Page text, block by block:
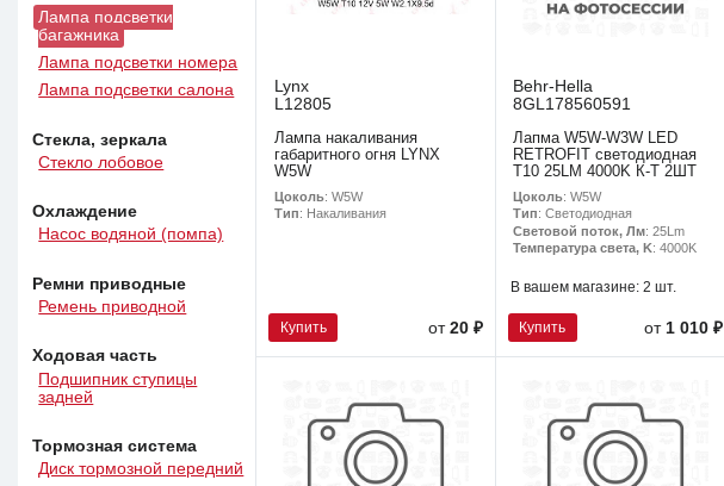
Лампа подсветки
багажника
Лампа подсветки номера
Лампа подсветки салона
Стекла, зеркала
Стекло лобовое
Охлаждение
Насос водяной (помпа)
Ремни приводные
Ремень приводной
Ходовая часть
Подшипник ступицы
задней
Тормозная система
Диск тормозной передний
Lynx
L12805
Лампа накаливания
габаритного огня LYNX
W5W
Цоколь: W5W
Тип: Накаливания
Купить от20 ₽
Behr-Hella
8GL178560591
Лапма W5W-W3W LED
RETROFIT светодиодная
T10 25LM 4000K К-Т 2ШТ
Цоколь: W5W
Тип: Светодиодная
Световой поток, Лм: 25Lm
Температура света, K: 4000K
В вашем магазине: 2 шт.
Купить от 1 010 ₽